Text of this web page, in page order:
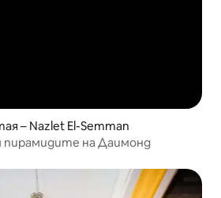
– Nazlet El-Semman
пирамидите на Даимонд